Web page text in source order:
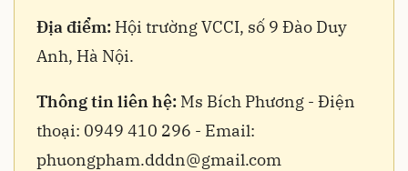
Địa điểm: Hội trường VCCI, số 9 Đào Duy
Anh, Hà Nội.
Thông tin liên hệ: Ms Bích Phương - Điện
thoại: 0949 410 296 - Email:
phuongpham.dddn@gmail.com